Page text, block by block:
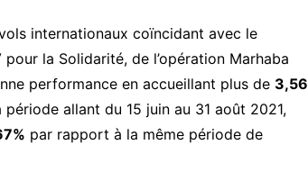
internationaux coïncidant avec le
la Solidarité, de l’opération Marhaba
performance en accueillant plus de 3,56
période allant du 15 juin au 31 août 2021,
par rapport à la même période de